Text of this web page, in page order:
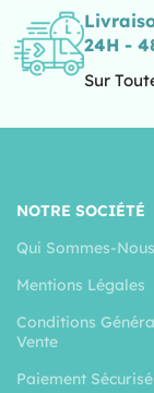
24H -
Sur
NOTRE SOCIÉTÉ
Qui Sommes-
Mentions Légales
Conditions
Vente
Paiement Sécurisé